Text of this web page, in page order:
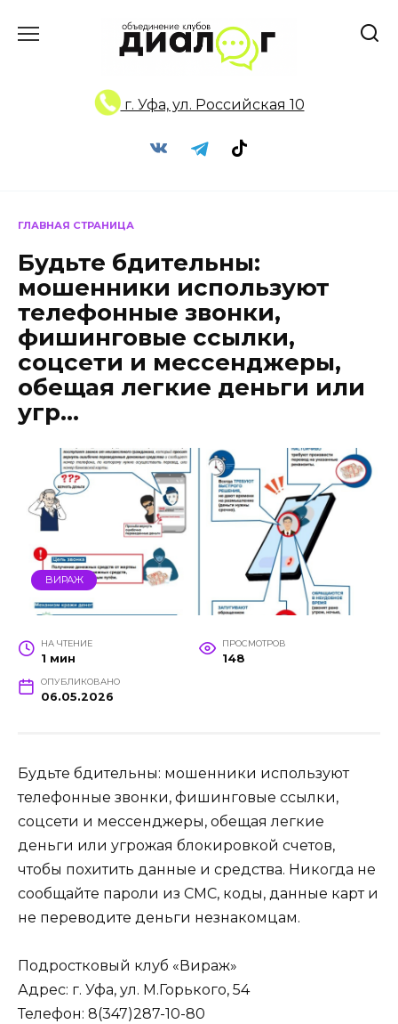
г. Уфа, ул. Российская 10
ГЛАВНАЯ СТРАНИЦА
Будьте бдительны:
мошенники используют
телефонные звонки,
фишинговые ссылки,
соцсети и мессенджеры,
обещая легкие деньги или
угр…
ВИРАЖ
НА ЧТЕНИЕ
1 мин
ПРОСМОТРОВ
148
ОПУБЛИКОВАНО
06.05.2026
Будьте бдительны: мошенники используют
телефонные звонки, фишинговые ссылки,
соцсети и мессенджеры, обещая легкие
деньги или угрожая блокировкой счетов,
чтобы похитить данные и средства. Никогда не
сообщайте пароли из СМС, коды, данные карт и
не переводите деньги незнакомцам.
Подростковый клуб «Вираж»
Адрес: г. Уфа, ул. М.Горького, 54
Телефон: 8(347)287-10-80